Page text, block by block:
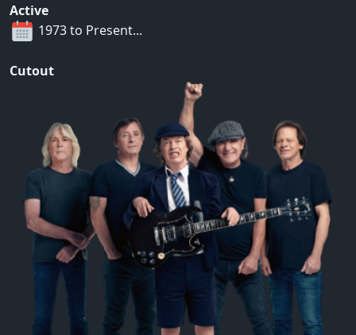
Active
1973 to Present...
Cutout